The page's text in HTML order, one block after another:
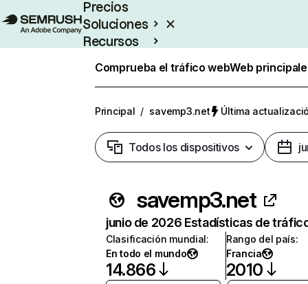
Precios
Soluciones
Recursos
Comprueba el tráfico webWeb
Principal / savemp3.net Última
Todos los dispositivos
savemp3.net
junio de 2026 Estadísticas de
Clasificación mundial:
En todo el mundo
14.866
Rango del país:
Francia
2010